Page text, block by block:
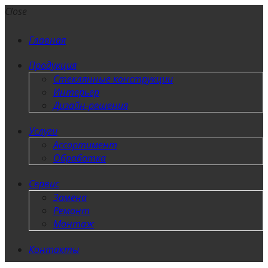
Close
Главная
Продукция
Стеклянные конструкции
Интерьер
Дизайн-решения
Услуги
Ассортимент
Обработка
Сервис
Замена
Ремонт
Монтаж
Контакты